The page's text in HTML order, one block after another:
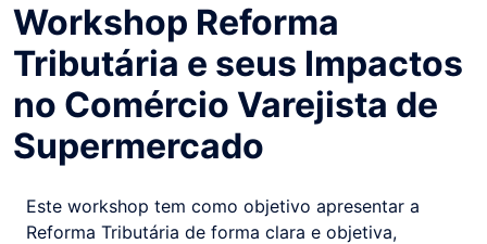
Workshop Reforma
Tributária e seus Impactos
no Comércio Varejista de
Supermercado
Este workshop tem como objetivo apresentar a
Reforma Tributária de forma clara e objetiva,